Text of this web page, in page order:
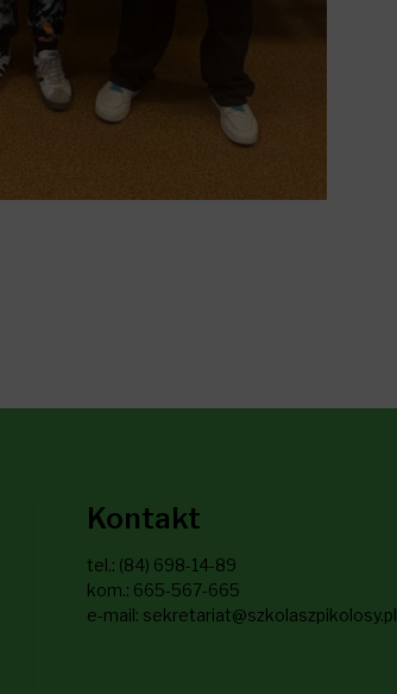
Kontakt
tel.: (84) 698-14-89
kom.: 665-567-665
e-mail: sekretariat@szkolaszpikolosy.pl